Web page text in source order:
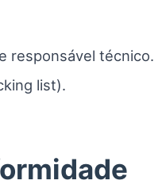
responsável técnico.
list).